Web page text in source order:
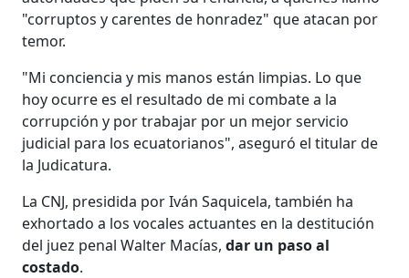
"corruptos y carentes de honradez" que atacan por
temor.
"Mi conciencia y mis manos están limpias. Lo que
hoy ocurre es el resultado de mi combate a la
corrupción y por trabajar por un mejor servicio
judicial para los ecuatorianos", aseguró el titular de
la Judicatura.
La CNJ, presidida por Iván Saquicela, también ha
exhortado a los vocales actuantes en la destitución
del juez penal Walter Macías,dar un paso al
costado.